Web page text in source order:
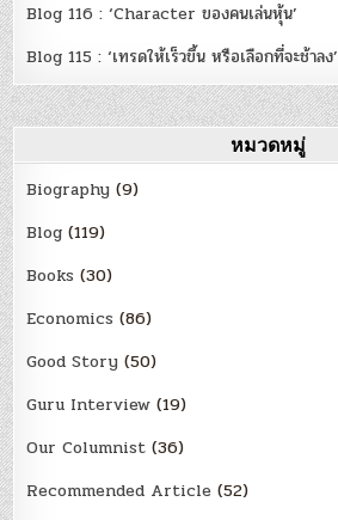
Blog 116 : ‘Character ของคนเล่นหุ้น’
Blog 115 : ‘เทรดให้เร็วขึ้น หรือเลือกที่จะช้าลง’
หมวดหมู่
Biography (9)
Blog (119)
Books (30)
Economics (86)
Good Story (50)
Guru Interview (19)
Our Columnist (36)
Recommended Article (52)